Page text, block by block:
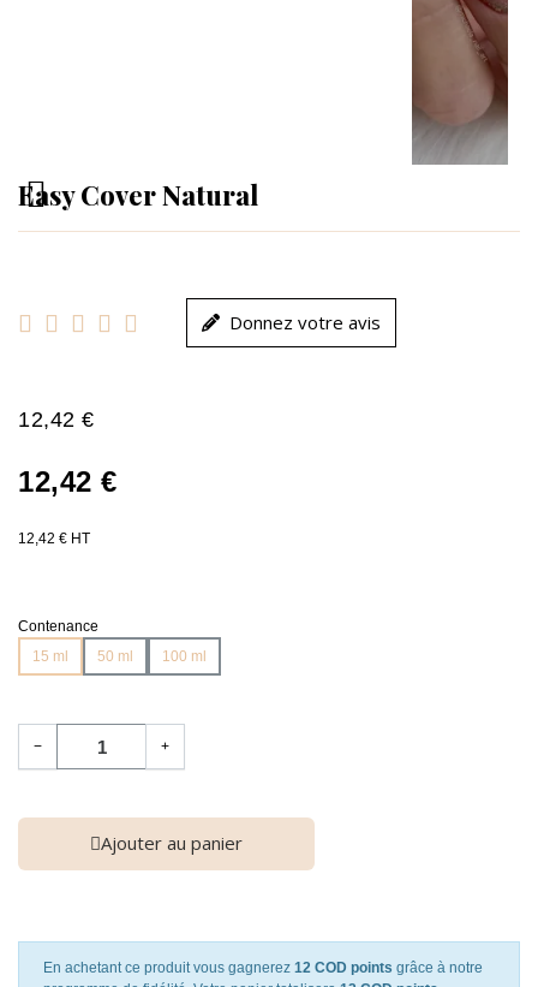
Easy Cover Natural
     Donnez votre avis
12,42 €
12,42 €
12,42 € HT
Contenance
15 ml
50 ml 100 ml
− +
Ajouter au panier
En achetant ce produit vous gagnerez 12 COD points grâce à notre